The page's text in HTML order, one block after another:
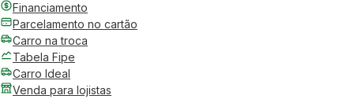
Financiamento
Parcelamento no cartão
Carro na troca
Tabela Fipe
Carro Ideal
Venda para lojistas